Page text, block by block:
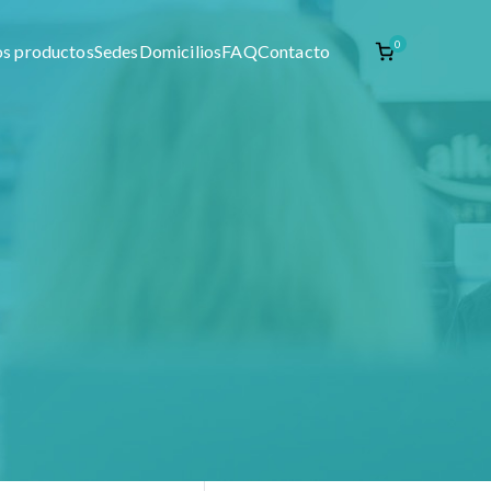
de materia prima como productos naturales,
productosSedesDomiciliosFAQContacto 0